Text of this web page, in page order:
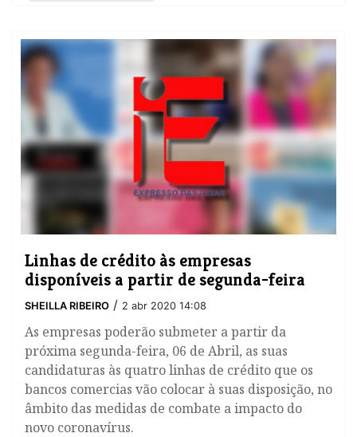
Linhas de crédito às empresas
disponíveis a partir de segunda-feira
SHEILLA RIBEIRO / 2 abr 2020 14:08
As empresas poderão submeter a partir da
próxima segunda-feira, 06 de Abril, as suas
candidaturas às quatro linhas de crédito que os
bancos comercias vão colocar à suas disposição, no
âmbito das medidas de combate a impacto do
novo coronavírus.